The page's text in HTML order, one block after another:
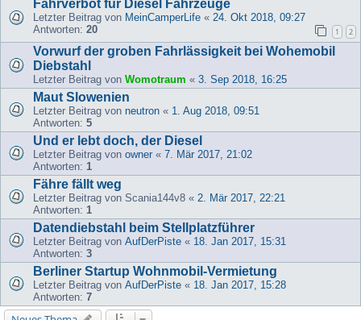
Fahrverbot für Diesel Fahrzeuge
Letzter Beitrag von MeinCamperLife « 24. Okt 2018, 09:27
Antworten: 20 1 2
Vorwurf der groben Fahrlässigkeit bei Wohemobil
Diebstahl
Letzter Beitrag von Womotraum « 3. Sep 2018, 16:25
Maut Slowenien
Letzter Beitrag von neutron « 1. Aug 2018, 09:51
Antworten: 5
Und er lebt doch, der Diesel
Letzter Beitrag von owner « 7. Mär 2017, 21:02
Antworten: 1
Fähre fällt weg
Letzter Beitrag von Scania144v8 « 2. Mär 2017, 22:21
Antworten: 1
Datendiebstahl beim Stellplatzführer
Letzter Beitrag von AufDerPiste « 18. Jan 2017, 15:31
Antworten: 3
Berliner Startup Wohnmobil-Vermietung
Letzter Beitrag von AufDerPiste « 18. Jan 2017, 15:28
Antworten: 7